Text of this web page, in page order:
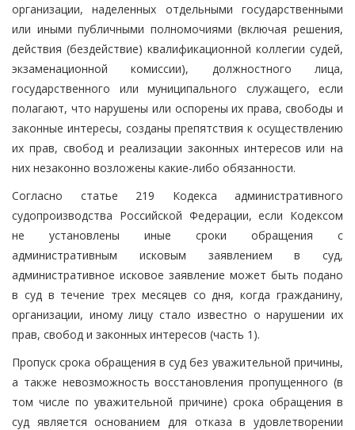
организации, наделенных отдельными государственными
или иными публичными полномочиями (включая решения,
действия (бездействие) квалификационной коллегии судей,
экзаменационной комиссии), должностного лица,
государственного или муниципального служащего, если
полагают, что нарушены или оспорены их права, свободы и
законные интересы, созданы препятствия к осуществлению
их прав, свобод и реализации законных интересов или на
них незаконно возложены какие-либо обязанности.
Согласно статье 219 Кодекса административного
судопроизводства Российской Федерации, если Кодексом
не установлены иные сроки обращения с
административным исковым заявлением в суд,
административное исковое заявление может быть подано
в суд в течение трех месяцев со дня, когда гражданину,
организации, иному лицу стало известно о нарушении их
прав, свобод и законных интересов (часть 1).
Пропуск срока обращения в суд без уважительной причины,
а также невозможность восстановления пропущенного (в
том числе по уважительной причине) срока обращения в
суд является основанием для отказа в удовлетворении